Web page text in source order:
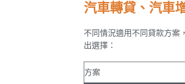
汽車轉貸、汽車
不同情況適用不同貸款方案
出選擇：
方案